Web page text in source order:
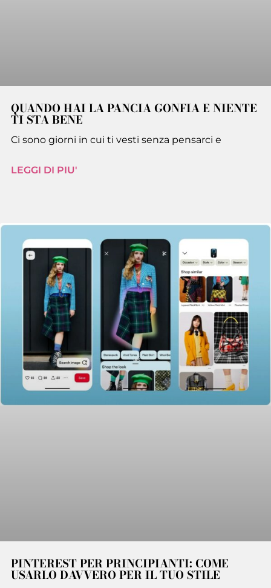
QUANDO HAI LA PANCIA GONFIA E NIENTE
TI STA BENE
Ci sono giorni in cui ti vesti senza pensarci e
LEGGI DI PIU'
PINTEREST PER PRINCIPIANTI: COME
USARLO DAVVERO PER IL TUO STILE